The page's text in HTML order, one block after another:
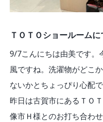
ＴＯＴＯショールーム
9/7こんにちは由美です。
風ですね。洗濯物がどこ
ないかとちょっぴり心配で
昨日は古賀市にあるＴＯ
像市Ｈ様とのお打ち合わ